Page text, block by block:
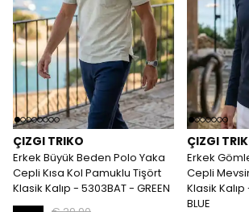
ÇIZGI TRIKO
Erkek Büyük Beden Polo Yaka
Cepli Kısa Kol Pamuklu Tişört
Klasik Kalıp - 5303BAT - GREEN
ÇIZGI
Erkek
Cepli
Klasik
BLUE